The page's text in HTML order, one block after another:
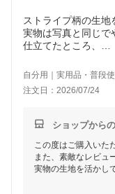
ストライプ柄の生地
実物は写真と同じで
仕立てたところ、
思っていたよりず
自分用｜実用品・普段
注文日：2026/07/24
ショップから
この度はご購入いた
また、素敵なレビュ
実物の生地を活かし